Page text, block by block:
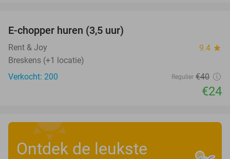
E-chopper huren (3,5 uur)
Rent & Joy 9.4 star
Breskens (+1 locatie)
Verkocht: 200
Regulier €40
€24
Ontdek de leukste